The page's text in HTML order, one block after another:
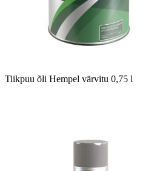
Tiikpuu õli Hempel värvitu 0,75 l